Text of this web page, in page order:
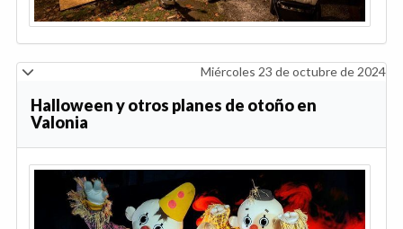
Miércoles 23 de octubre de 2024
Halloween y otros planes de otoño en
Valonia